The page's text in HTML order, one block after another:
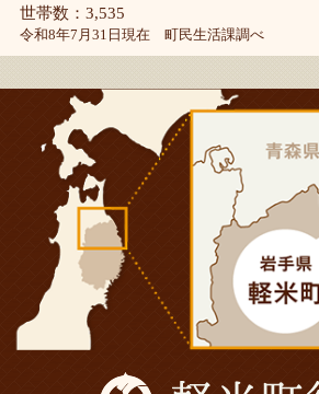
世帯数：3,535
令和8年7月31日現在 町民生活課調べ